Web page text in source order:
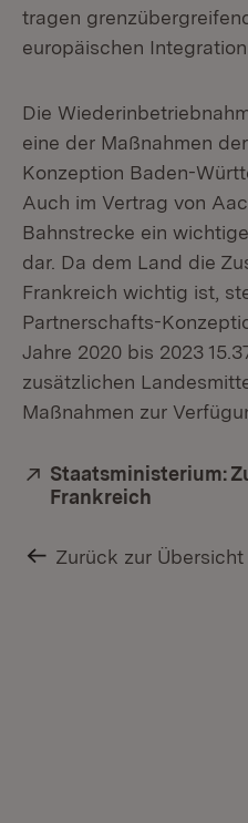
tragen
europäischen Integration
Die
eine der Maßnahmen
Konzeption Baden-
Auch im Vertrag von
Bahnstrecke ein
dar. Da dem Land die
Frankreich wichtig ist,
Partnerschafts-
Jahre 2020 bis 2023
zusätzlichen
Maßnahmen zur
Extern:
Staatsministerium:
Frankreich
Zurück zur Übersicht